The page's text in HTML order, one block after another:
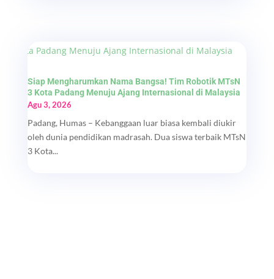
Siap Mengharumkan Nama Bangsa! Tim Robotik MTsN
3 Kota Padang Menuju Ajang Internasional di Malaysia
Agu 3, 2026
Padang, Humas – Kebanggaan luar biasa kembali diukir
oleh dunia pendidikan madrasah. Dua siswa terbaik MTsN
3 Kota...